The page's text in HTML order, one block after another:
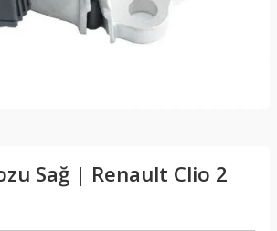
Sağ | Renault Clio 2